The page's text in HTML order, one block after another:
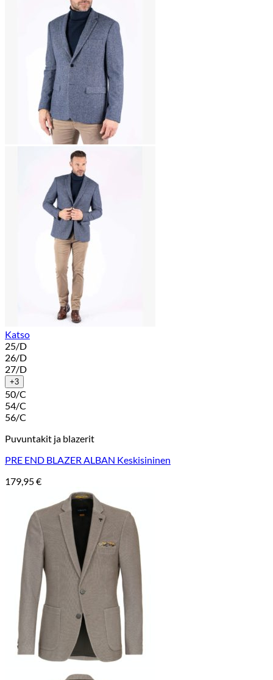
Katso
25/D
26/D
27/D
+3
50/C
54/C
56/C
Puvuntakit ja blazerit
PRE END BLAZER ALBAN Keskisininen
179,95€